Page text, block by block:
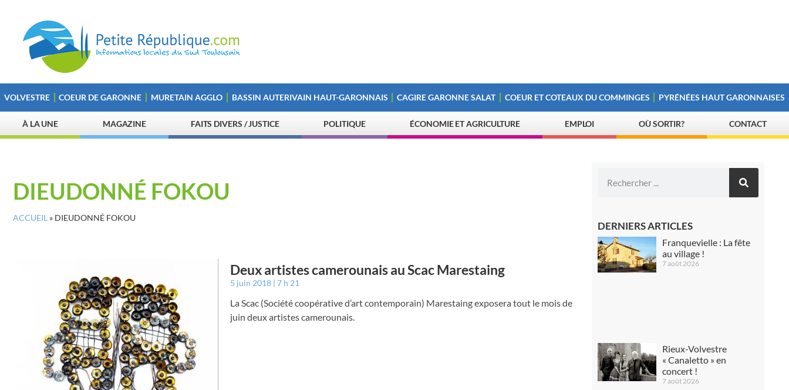
VOLVESTRE COEUR DE GARONNE MURETAIN AGGLO BASSIN AUTERIVAIN HAUT-GARONNAIS CAGIRE GARONNE SALAT COEUR ET COTEAUX DU COMMINGES PYRÉNÉES HAUT GARONNAISES
À LA UNE MAGAZINE FAITS DIVERS / JUSTICE POLITIQUE ÉCONOMIE ET AGRICULTURE EMPLOI OÙ SORTIR? CONTACT
DIEUDONNÉ FOKOU
ACCUEIL » DIEUDONNÉ FOKOU
Deux artistes camerounais au Scac Marestaing
5 juin 2018 7 h 21
La Scac (Société coopérative d’art contemporain) Marestaing exposera tout le mois de
juin deux artistes camerounais.
DERNIERS ARTICLES
Franquevielle : La fête
au village !
7 août 2026
Rieux-Volvestre
« Canaletto » en
concert !
7 août 2026